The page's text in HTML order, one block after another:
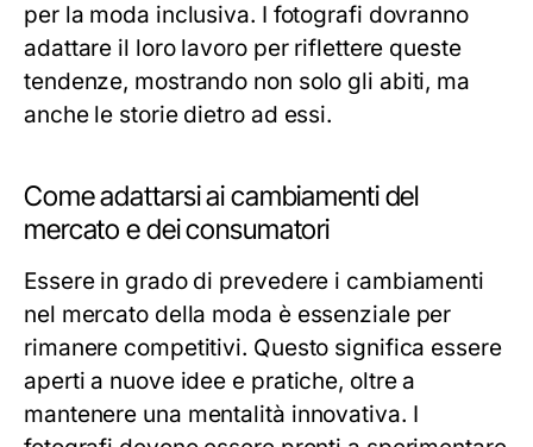
per la moda inclusiva. I fotografi dovranno
adattare il loro lavoro per riflettere queste
tendenze, mostrando non solo gli abiti, ma
anche le storie dietro ad essi.
Come adattarsi ai cambiamenti del
mercato e dei consumatori
Essere in grado di prevedere i cambiamenti
nel mercato della moda è essenziale per
rimanere competitivi. Questo significa essere
aperti a nuove idee e pratiche, oltre a
mantenere una mentalità innovativa. I